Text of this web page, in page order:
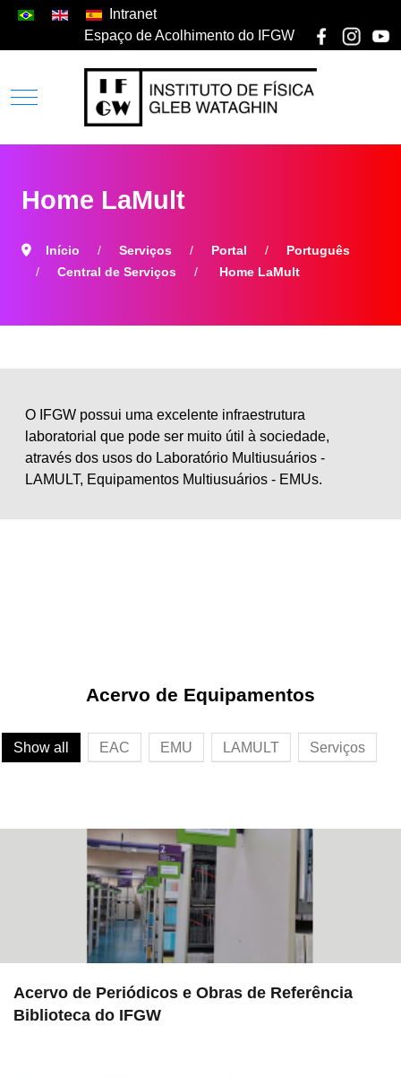
Intranet
Espaço de Acolhimento do IFGW
Home LaMult
Início Serviços Portal
Português
Central de Serviços
Home LaMult
O IFGW possui uma excelente infraestrutura
laboratorial que pode ser muito útil à sociedade,
através dos usos do Laboratório Multiusuários -
LAMULT, Equipamentos Multiusuários - EMUs.
Acervo de Equipamentos
Show all EAC EMU LAMULT Serviços
Acervo de Periódicos e Obras de Referência
Biblioteca do IFGW